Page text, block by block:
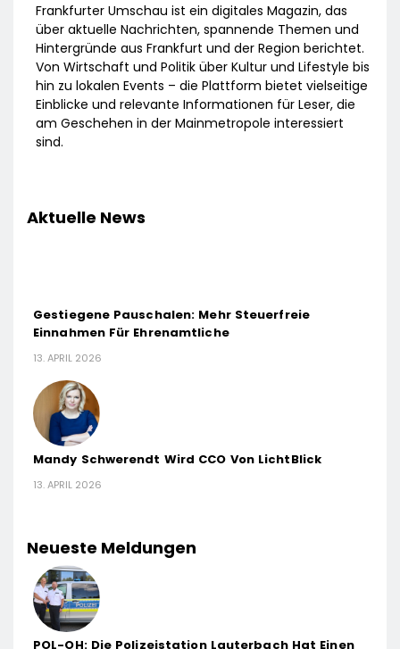
Frankfurter Umschau ist ein digitales Magazin, das
über aktuelle Nachrichten, spannende Themen und
Hintergründe aus Frankfurt und der Region berichtet.
Von Wirtschaft und Politik über Kultur und Lifestyle bis
hin zu lokalen Events – die Plattform bietet vielseitige
Einblicke und relevante Informationen für Leser, die
am Geschehen in der Mainmetropole interessiert
sind.
Aktuelle News
Gestiegene Pauschalen: Mehr Steuerfreie
Einnahmen Für Ehrenamtliche
13. APRIL 2026
Mandy Schwerendt Wird CCO Von LichtBlick
13. APRIL 2026
Neueste Meldungen
POL-OH: Die Polizeistation Lauterbach Hat Einen